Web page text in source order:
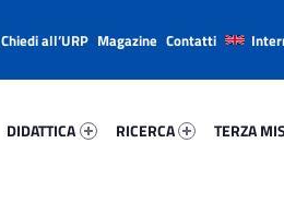
DIDATTICA
RICERCA
TERZA
Chiedi all’URP Magazine Contatti